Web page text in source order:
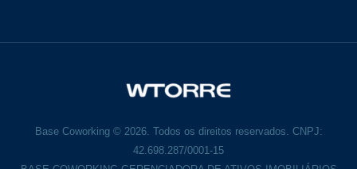
Base Coworking © 2026. Todos os direitos reservados. CNPJ:
42.698.287/0001-15